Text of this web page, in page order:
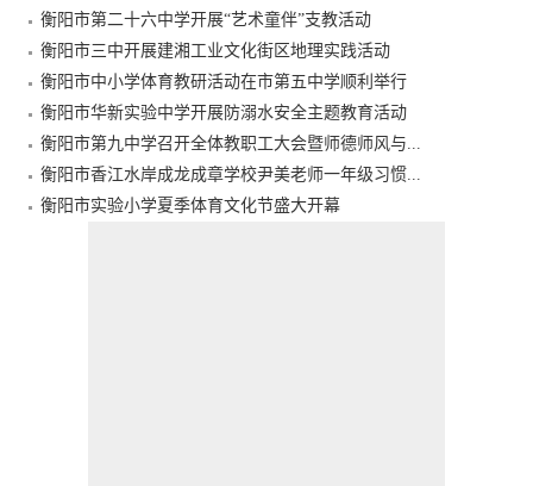
衡阳市第二十六中学开展“艺术童伴”支教活动
衡阳市三中开展建湘工业文化街区地理实践活动
衡阳市中小学体育教研活动在市第五中学顺利举行
衡阳市华新实验中学开展防溺水安全主题教育活动
衡阳市第九中学召开全体教职工大会暨师德师风与...
衡阳市香江水岸成龙成章学校尹美老师一年级习惯...
衡阳市实验小学夏季体育文化节盛大开幕